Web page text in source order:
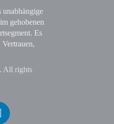
unabhängige
gehobenen
Es
All rights